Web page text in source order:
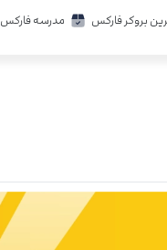
بروکر فارکس مدرسه فارکس